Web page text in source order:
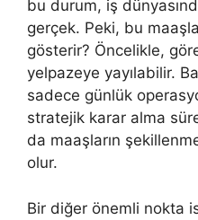
bu durum, iş
gerçek. Peki, bu
gösterir? Öncelikle,
yelpazeye yayılabilir.
sadece günlük
stratejik karar alma
da maaşların
olur.
Bir diğer önemli nokta